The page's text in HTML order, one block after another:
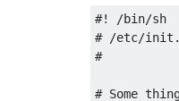
#! /bin/sh
# /etc/
#
# Some